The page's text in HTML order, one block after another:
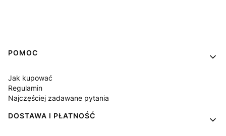
Linki w stopce
POMOC
Jak kupować
Regulamin
Najczęściej zadawane pytania
DOSTAWA I PŁATNOŚĆ